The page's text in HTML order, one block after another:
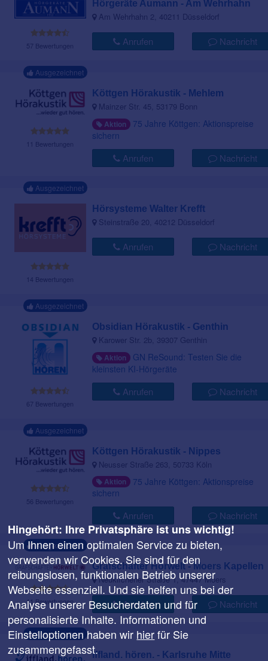
57 Bewertungen
Hörgeräte Aumann - Am Wehrhahn
Am Wehrhahn 2, 40211 Düsseldorf
Anrufen Nachricht
Ausgezeichnet
11 Bewertungen
Köttgen Hörakustik - Mehlem
Mainzer Str. 45, 53179 Bonn
Aktion 75 Jahre Köttgen: Aktionspreise
sichern
Anrufen Nachricht
Ausgezeichnet
14 Bewertungen
Hörsysteme Walter Krefft
Steinstraße 20, 40212 Düsseldorf
Anrufen Nachricht
Ausgezeichnet
67 Bewertungen
Obsidian Hörakustik - Genthin
Karower Str. 2b, 39307 Genthin
Aktion GN ReSound: Testen Sie die
kleinsten KI-Hörgeräte
Anrufen Nachricht
Ausgezeichnet
56 Bewertungen
Köttgen Hörakustik - Nippes
Neusser Straße 263, 50733 Köln
Aktion 75 Jahre Köttgen: Aktionspreise
sichern
Anrufen Nachricht
Ausgezeichnet
11 Bewertungen
Grafschafter Hörwelt - Moers Kapellen
Neukirchener Straße 1, 47447 Moers
Anrufen Nachricht
Ausgezeichnet
iffland. hören. - Karlsruhe Mitte
Hingehört: Ihre Privatsphäre ist uns wichtig!
Um Ihnen einen optimalen Service zu bieten,
verwenden wir Cookies. Sie sind für den
reibungslosen, funktionalen Betrieb unserer
Webseite essenziell. Und sie helfen uns bei der
Analyse unserer Besucherdaten und für
personalisierte Inhalte. Informationen und
Einstelloptionen haben wir hierfür Sie
zusammengefasst.